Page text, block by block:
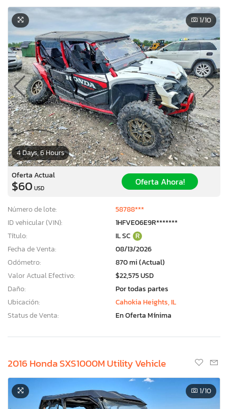
4 Days, 6 Hours
1/10
Oferta Actual
$60 USD
Oferta Ahora!
Número de lote:
58788***
ID vehicular (VIN):
1HFVE06E9R*******
Título:
IL SC R
Fecha de Venta:
08/13/2026
Odómetro:
870 mi (Actual)
Valor Actual Efectivo:
$22,575 USD
Daño:
Por todas partes
Ubicación:
Cahokia Heights, IL
Status de Venta:
En Oferta Mínima
2016 Honda SXS1000M Utility Vehicle
1/10